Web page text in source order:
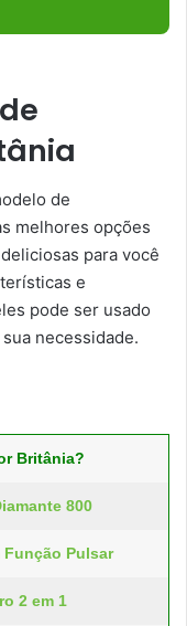
de
melhores opções
para você
e
pode ser usado
necessidade.
Britânia?
800
Pulsar
2 em 1